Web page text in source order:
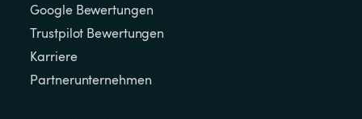
Google Bewertungen
Trustpilot Bewertungen
Karriere
Partnerunternehmen